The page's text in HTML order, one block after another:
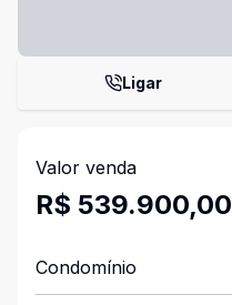
Ligar
Valor venda
R$ 539.900,00
Condomínio